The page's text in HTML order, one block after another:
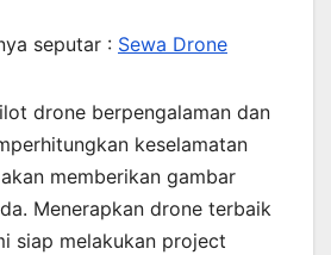
seputar : Sewa Drone
drone berpengalaman dan
keselamatan
memberikan gambar
Menerapkan drone terbaik
siap melakukan project